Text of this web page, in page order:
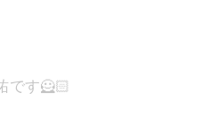
です🦸🏻